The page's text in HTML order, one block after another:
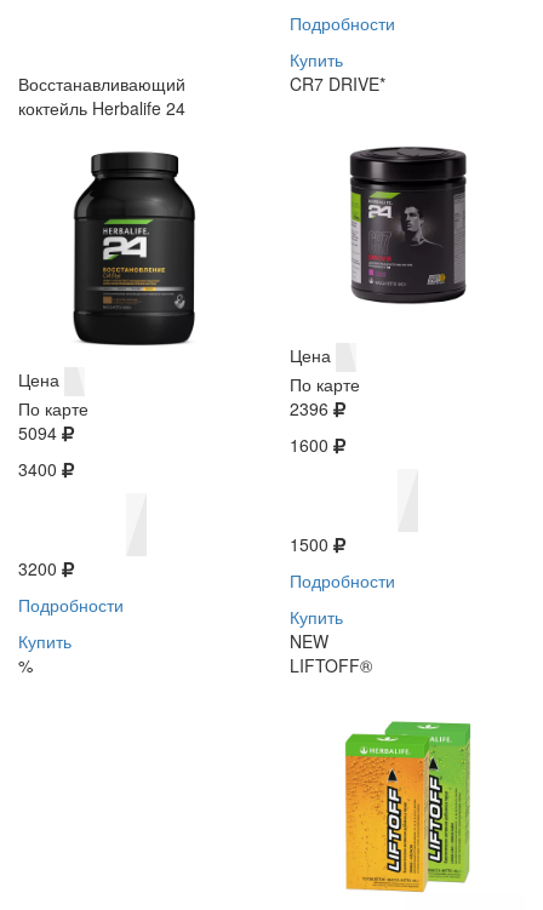
Подробности
Купить
Восстанавливающий
коктейль Herbalife 24
Цена
По карте
5094
3400
3200
Подробности
Купить
%
CR7 DRIVE*
Цена
По карте
2396
1600
1500
Подробности
Купить
NEW
LIFTOFF®